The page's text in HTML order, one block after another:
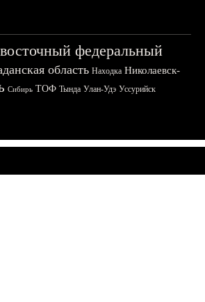
федеральный
область Находка Николаевск-
Сибирь ТОФ Тында Улан-Удэ Уссурийск